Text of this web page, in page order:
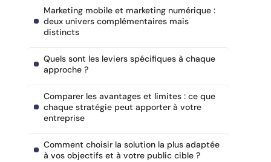
Marketing mobile et marketing numérique :
deux univers complémentaires mais
distincts
Quels sont les leviers spécifiques à chaque
approche ?
Comparer les avantages et limites : ce que
chaque stratégie peut apporter à votre
entreprise
Comment choisir la solution la plus adaptée
à vos objectifs et à votre public cible ?